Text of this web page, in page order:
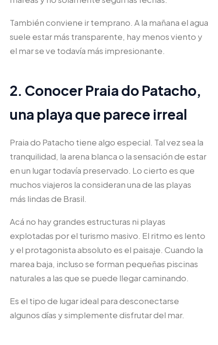
También conviene ir temprano. A la mañana el agua
suele estar más transparente, hay menos viento y
el mar se ve todavía más impresionante.
2. Conocer Praia do Patacho,
una playa que parece irreal
Praia do Patacho tiene algo especial. Tal vez sea la
tranquilidad, la arena blanca o la sensación de estar
en un lugar todavía preservado. Lo cierto es que
muchos viajeros la consideran una de las playas
más lindas de Brasil.
Acá no hay grandes estructuras ni playas
explotadas por el turismo masivo. El ritmo es lento
y el protagonista absoluto es el paisaje. Cuando la
marea baja, incluso se forman pequeñas piscinas
naturales a las que se puede llegar caminando.
Es el tipo de lugar ideal para desconectarse
algunos días y simplemente disfrutar del mar.